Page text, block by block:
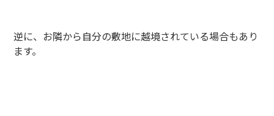
逆に、お隣から自分の敷地に越境されている場合もあり
ます。